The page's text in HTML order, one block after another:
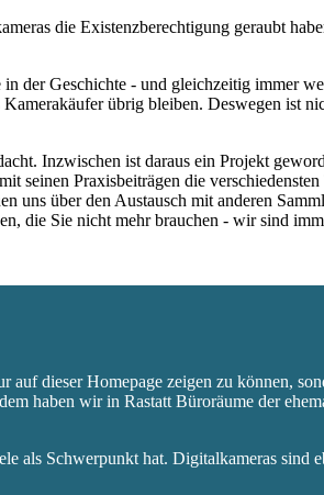
die Existenzberechtigung geraubt
der Geschichte - und gleichzeitig immer
übrig bleiben. Deswegen ist
Inzwischen ist daraus ein Projekt
seinen Praxisbeiträgen die
über den Austausch mit anderen
die Sie nicht mehr brauchen - wir sind
auf dieser Homepage zeigen zu können,
haben wir in Rastatt Büroräume der
als Schwerpunkt hat. Digitalkameras sind